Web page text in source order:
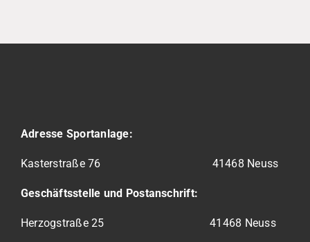
Adresse Sportanlage:
Kasterstraße 76 41468 Neuss
Geschäftsstelle und Postanschrift:
Herzogstraße 25 41468 Neuss